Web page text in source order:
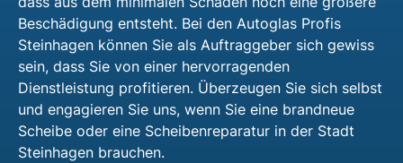
Beschädigung entsteht. Bei den Autoglas Profis
Steinhagen können Sie als Auftraggeber sich gewiss
sein, dass Sie von einer hervorragenden
Dienstleistung profitieren. Überzeugen Sie sich selbst
und engagieren Sie uns, wenn Sie eine brandneue
Scheibe oder eine Scheibenreparatur in der Stadt
Steinhagen brauchen.